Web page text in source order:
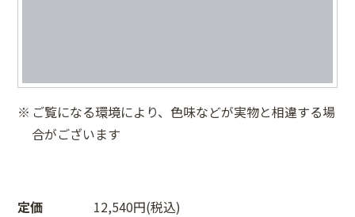
ご覧になる環境により、色味などが実物と相違する場
合がございます
定価
12,540円(税込)